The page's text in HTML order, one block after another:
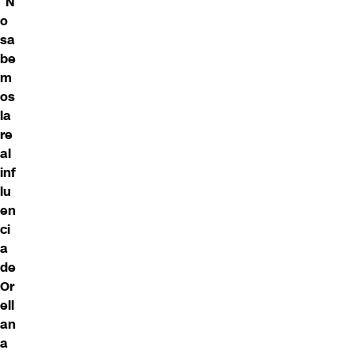
o
sa
be
m
os
la
re
al
inf
lu
en
ci
a
de
Or
ell
an
a